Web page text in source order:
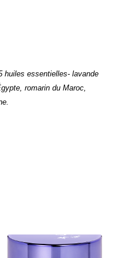
huiles essentielles- lavande
romarin du Maroc,